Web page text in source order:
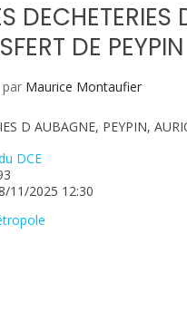
DE PEYPIN
par Maurice Montaufier
D AUBAGNE, PEYPIN,
DCE
11/2025 12:30